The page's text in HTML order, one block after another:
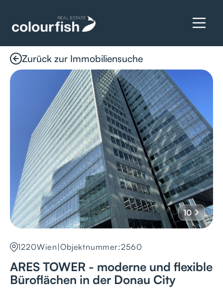
Zurück zur Immobiliensuche
10
1220Wien |Objektnummer:2560
ARES TOWER - moderne und flexible
Büroflächen in der Donau City
Details anfragen